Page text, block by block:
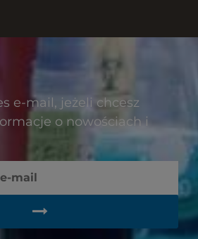
e-mail, jeżeli chcesz
o nowościach i